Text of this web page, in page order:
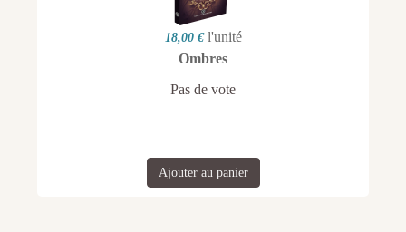
18,00 € l'unité
Ombres
Pas de vote
Ajouter au panier